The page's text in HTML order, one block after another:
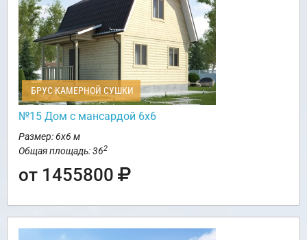
БРУС КАМЕРНОЙ СУШКИ
№15 Дом с мансардой 6х6
Размер: 6х6 м
Общая площадь: 362
от 1455800